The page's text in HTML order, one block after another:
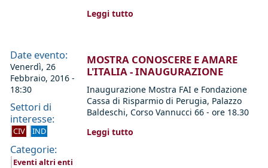
Leggi tutto
Date evento:
Venerdì, 26
Febbraio, 2016 -
18:30
Settori di
interesse:
CIV IND
Categorie:
Eventi altri enti
MOSTRA CONOSCERE E AMARE
L'ITALIA - INAUGURAZIONE
Inaugurazione Mostra FAI e Fondazione
Cassa di Risparmio di Perugia, Palazzo
Baldeschi, Corso Vannucci 66 - ore 18.30
Leggi tutto